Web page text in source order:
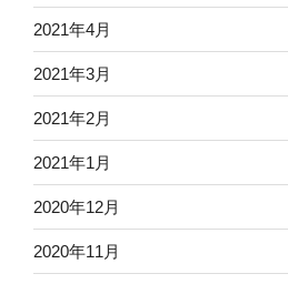
2021年4月
2021年3月
2021年2月
2021年1月
2020年12月
2020年11月